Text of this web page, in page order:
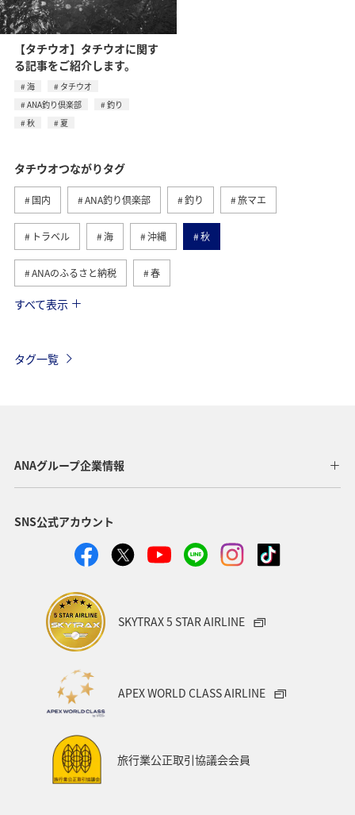
【タチウオ】タチウオに関す
る記事をご紹介します。
海
タチウオ
ANA釣り倶楽部
釣り
秋
夏
タチウオつながりタグ
国内 ANA釣り倶楽部 釣り 旅マエ
トラベル 海 沖縄 秋
ANAのふるさと納税 春
夏 沖縄県
すべて表示
タグ一覧
ANAグループ企業情報
SNS公式アカウント
SKYTRAX 5 STAR AIRLINE
APEX WORLD CLASS AIRLINE
旅行業公正取引協議会会員